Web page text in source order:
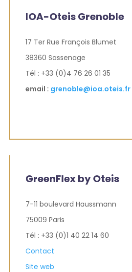
IOA-Oteis Grenoble
17 Ter Rue François Blumet
38360 Sassenage
Tél : +33 (0)4 76 26 01 35
email : grenoble@ioa.oteis.fr
GreenFlex by Oteis
7-11 boulevard Haussmann
75009 Paris
Tél : +33 (0)1 40 22 14 60
Contact
Site web